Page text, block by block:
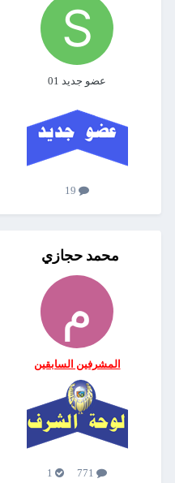
عضو جديد 01
محمد حجازي
المشرفين السابقين